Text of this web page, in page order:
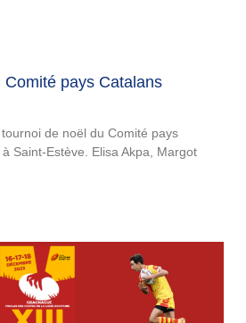
Comité pays Catalans
de noël du Comité pays
Saint-Estève. Elisa Akpa, Margot